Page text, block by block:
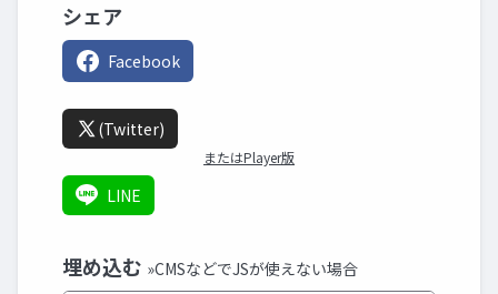
シェア
Facebook
(Twitter)
またはPlayer版
LINE
埋め込む »CMSなどでJSが使えない場合